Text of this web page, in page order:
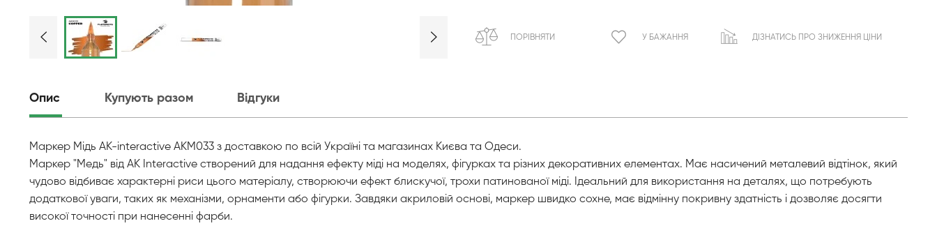
ПОРІВНЯТИ У БАЖАННЯ ДІЗНАТИСЬ ПРО ЗНИЖЕННЯ ЦІНИ
Опис Купують разом Відгуки
Маркер Мідь AK-interactive AKM033 з доставкою по всій Україні та магазинах Києва та Одеси.
Маркер "Медь" від AK Interactive створений для надання ефекту міді на моделях, фігурках та різних декоративних елементах. Має насичений металевий відтінок, який
чудово відбиває характерні риси цього матеріалу, створюючи ефект блискучої, трохи патинованої міді. Ідеальний для використання на деталях, що потребують
додаткової уваги, таких як механізми, орнаменти або фігурки. Завдяки акриловій основі, маркер швидко сохне, має відмінну покривну здатність і дозволяє досягти
високої точності при нанесенні фарби.